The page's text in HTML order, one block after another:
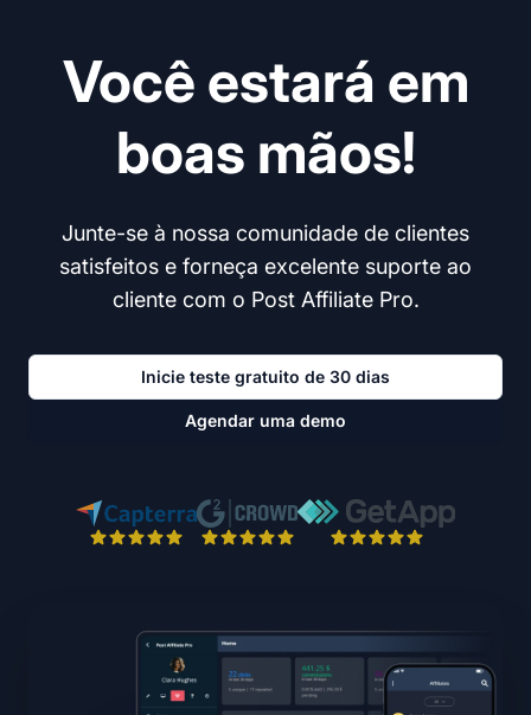
Você estará em
boas mãos!
Junte-se à nossa comunidade de clientes
satisfeitos e forneça excelente suporte ao
cliente com o Post Affiliate Pro.
Inicie teste gratuito de 30 dias
Agendar uma demo